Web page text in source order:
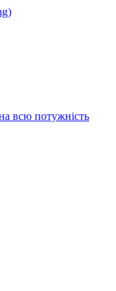
всю потужність